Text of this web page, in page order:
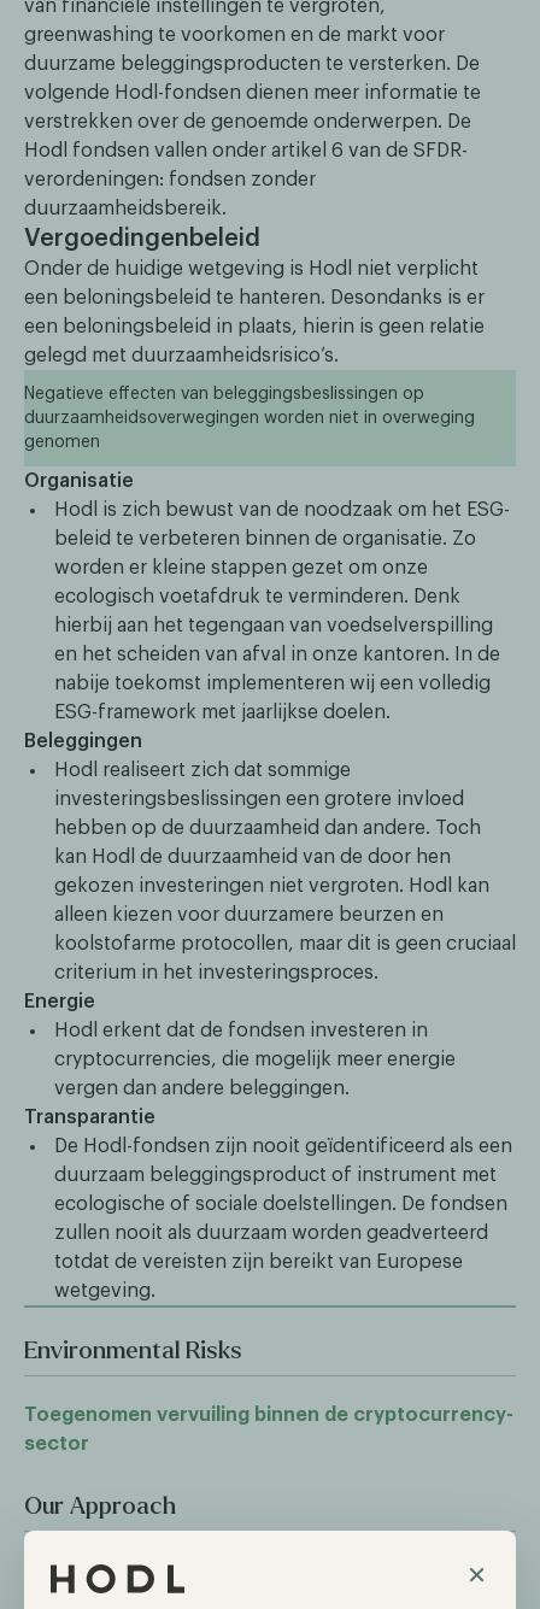
×
van financiele instellingen te vergroten,
greenwashing te voorkomen en de markt voor
duurzame beleggingsproducten te versterken. De
volgende Hodl-fondsen dienen meer informatie te
verstrekken over de genoemde onderwerpen. De
Hodl fondsen vallen onder artikel 6 van de SFDR-
verordeningen: fondsen zonder
duurzaamheidsbereik.
Vergoedingenbeleid
Onder de huidige wetgeving is Hodl niet verplicht
een beloningsbeleid te hanteren. Desondanks is er
een beloningsbeleid in plaats, hierin is geen relatie
gelegd met duurzaamheidsrisico’s.
Negatieve effecten van beleggingsbeslissingen op
duurzaamheidsoverwegingen worden niet in overweging
genomen
Organisatie
Hodl is zich bewust van de noodzaak om het ESG-
beleid te verbeteren binnen de organisatie. Zo
worden er kleine stappen gezet om onze
ecologisch voetafdruk te verminderen. Denk
hierbij aan het tegengaan van voedselverspilling
en het scheiden van afval in onze kantoren. In de
nabije toekomst implementeren wij een volledig
ESG-framework met jaarlijkse doelen.
Beleggingen
Hodl realiseert zich dat sommige
investeringsbeslissingen een grotere invloed
hebben op de duurzaamheid dan andere. Toch
kan Hodl de duurzaamheid van de door hen
gekozen investeringen niet vergroten. Hodl kan
alleen kiezen voor duurzamere beurzen en
koolstofarme protocollen, maar dit is geen cruciaal
criterium in het investeringsproces.
Energie
Hodl erkent dat de fondsen investeren in
cryptocurrencies, die mogelijk meer energie
vergen dan andere beleggingen.
Transparantie
De Hodl-fondsen zijn nooit geïdentificeerd als een
duurzaam beleggingsproduct of instrument met
ecologische of sociale doelstellingen. De fondsen
zullen nooit als duurzaam worden geadverteerd
totdat de vereisten zijn bereikt van Europese
wetgeving.
Environmental Risks
Toegenomen vervuiling binnen de cryptocurrency-
sector
Our Approach
Oudere cryptocurrencies zoals Bitcin staan bekend
om een hogere energieverbruik in vergelijking met